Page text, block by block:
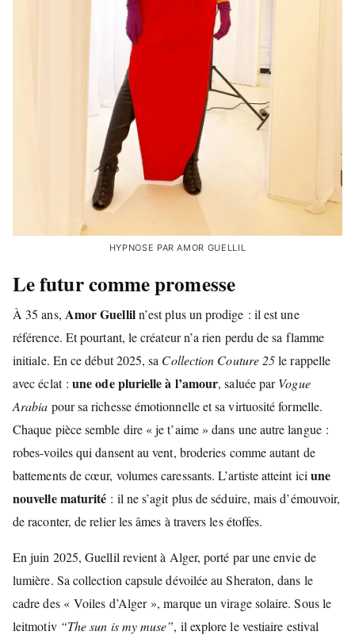
HYPNOSE PAR AMOR GUELLIL
Le futur comme promesse
À 35 ans, Amor Guelliln’est plus un prodige : il est une
référence. Et pourtant, le créateur n’a rien perdu de sa flamme
initiale. En ce début 2025, sa Collection Couture 25le rappelle
avec éclat :une ode plurielle à l’amour, saluée parVogue
Arabia pour sa richesse émotionnelle et sa virtuosité formelle.
Chaque pièce semble dire « je t’aime » dans une autre langue :
robes-voiles qui dansent au vent, broderies comme autant de
battements de cœur, volumes caressants. L’artiste atteint ici une
nouvelle maturité : il ne s’agit plus de séduire, mais d’émouvoir,
de raconter, de relier les âmes à travers les étoffes.
En juin 2025, Guellil revient à Alger, porté par une envie de
lumière. Sa collection capsule dévoilée au Sheraton, dans le
cadre des « Voiles d’Alger », marque un virage solaire. Sous le
leitmotiv “The sun is my muse”, il explore le vestiaire estival